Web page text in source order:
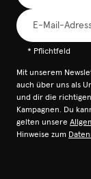
* Pflichtfeld
Mit unserem
auch über uns als
und dir die
Kampagnen. Du
gelten unsere
Hinweise zum